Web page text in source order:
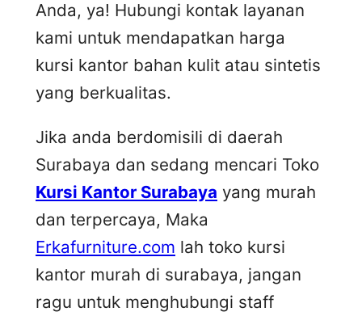
Anda, ya! Hubungi kontak layanan
kami untuk mendapatkan harga
kursi kantor bahan kulit atau sintetis
yang berkualitas.
Jika anda berdomisili di daerah
Surabaya dan sedang mencari Toko
Kursi Kantor Surabaya yang murah
dan terpercaya, Maka
Erkafurniture.com lah toko kursi
kantor murah di surabaya, jangan
ragu untuk menghubungi staff